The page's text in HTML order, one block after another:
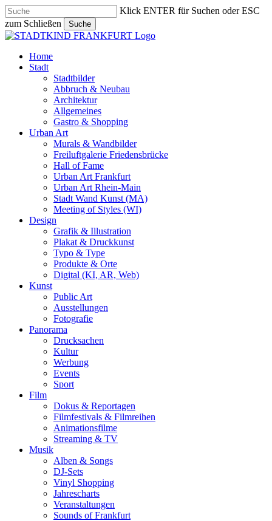
Skip
to
main
content
Klick ENTER für Suchen oder ESC
zum Schließen
Suche
Close
search
Menu
Home
Stadt
Stadtbilder
Abbruch & Neubau
Architektur
Allgemeines
Gastro & Shopping
Urban Art
Murals & Wandbilder
Freiluftgalerie Friedensbrücke
Hall of Fame
Urban Art Frankfurt
Urban Art Rhein-Main
Stadt Wand Kunst (MA)
Meeting of Styles (WI)
Design
Grafik & Illustration
Plakat & Druckkunst
Typo & Type
Produkte & Orte
Digital (KI, AR, Web)
Kunst
Public Art
Ausstellungen
Fotografie
Panorama
Drucksachen
Kultur
Werbung
Events
Sport
Film
Dokus & Reportagen
Filmfestivals & Filmreihen
Animationsfilme
Streaming & TV
Musik
Alben & Songs
DJ-Sets
Vinyl Shopping
Jahrescharts
Veranstaltungen
Sounds of Frankfurt